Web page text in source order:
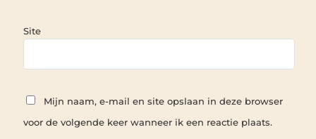
Site
Mijn naam, e-mail en site opslaan in deze browser
voor de volgende keer wanneer ik een reactie plaats.